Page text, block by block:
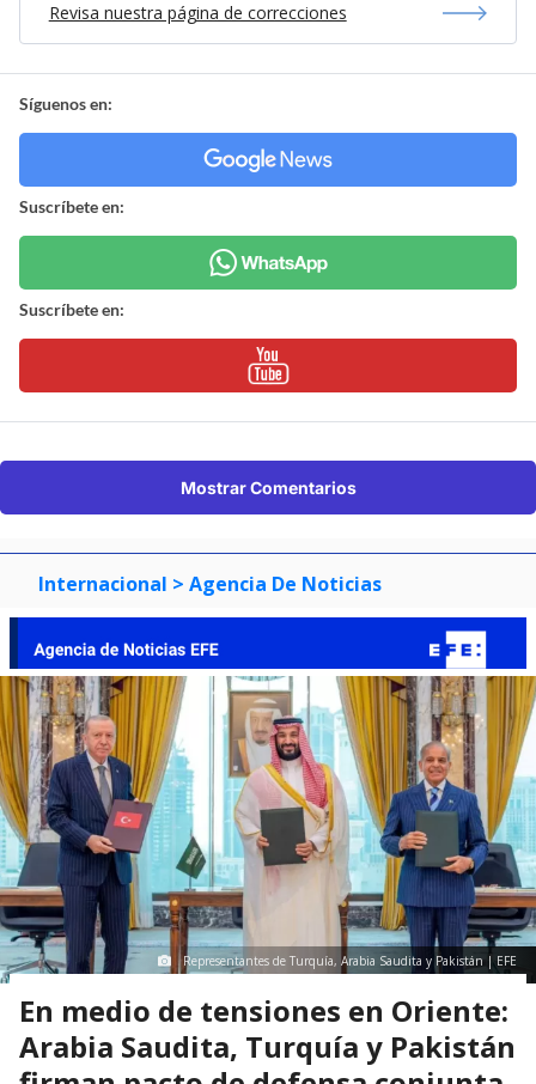
Revisa nuestra página de correcciones
Síguenos en:
Suscríbete en:
Suscríbete en:
Mostrar Comentarios
Internacional > Agencia De Noticias
Representantes de Turquía, Arabia Saudita y Pakistán | EFE
En medio de tensiones en Oriente:
Arabia Saudita, Turquía y Pakistán